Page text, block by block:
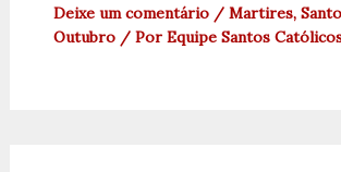
Deixe um comentário / Martires,
Outubro/ Por Equipe Santos